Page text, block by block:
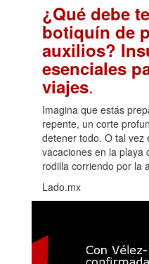
¿Qué debe
botiquín de
auxilios?
esenciales
viajes.
Imagina que estás
repente, un corte
detener todo. O tal vez
vacaciones en la playa
rodilla corriendo por la
Lado.mx